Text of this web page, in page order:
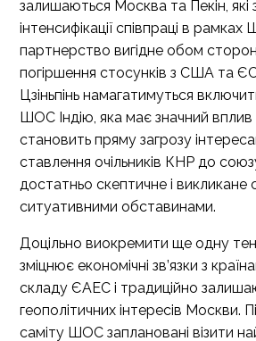
залишаються Москва та Пекін, які
інтенсифікації співпраці в
партнерство вигідне обом
погіршення стосунків з США та
Цзіньпінь намагатимуться
ШОС Індію, яка має значний вплив
становить пряму загрозу
ставлення очільників КНР до
достатньо скептичне і викликане
ситуативними обставинами.
Доцільно виокремити ще одну
зміцнює економічні зв’язки з
складу ЄАЕС і традиційно
геополітичних інтересів Москви.
саміту ШОС заплановані візити